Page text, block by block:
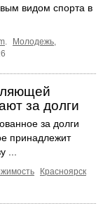
видом спорта в
Молодежь
за долги
за долги
принадлежит
...
Красноярск